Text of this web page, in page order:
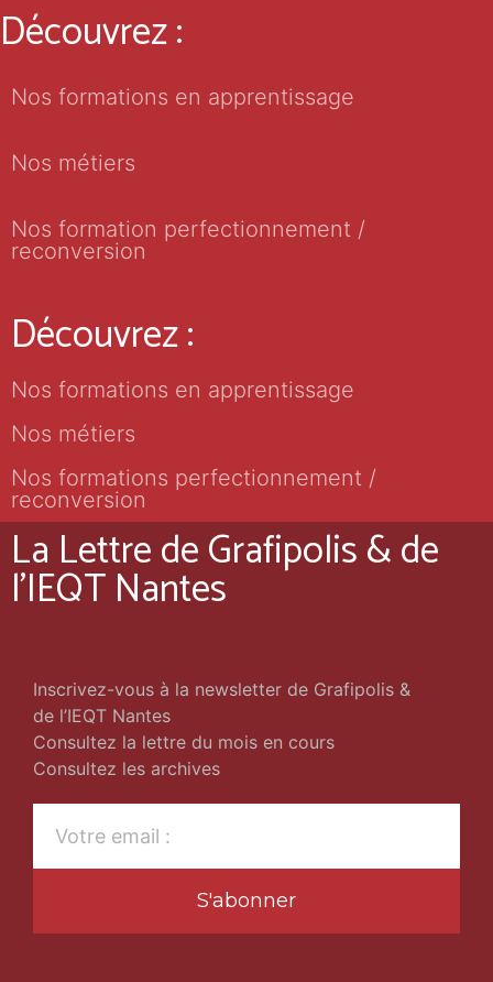
Découvrez :
Nos formations en apprentissage
Nos métiers
Nos formation perfectionnement /
reconversion
Découvrez :
Nos formations en apprentissage
Nos métiers
Nos formations perfectionnement /
reconversion
La Lettre de Grafipolis & de
l'IEQT Nantes
Inscrivez-vous à la newsletter de Grafipolis &
de l’IEQT Nantes
Consultez la lettre du mois en cours
Consultez les archives
S'abonner